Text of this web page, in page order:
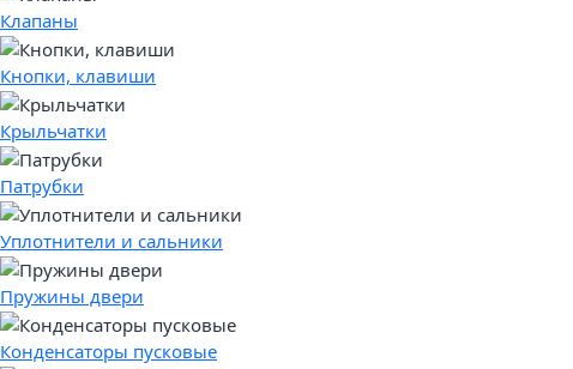
Клапаны
Кнопки, клавиши
Крыльчатки
Патрубки
Уплотнители и сальники
Пружины двери
Конденсаторы пусковые